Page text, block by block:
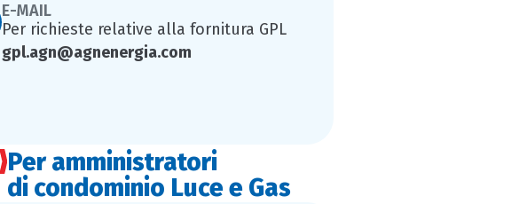
E-MAIL
Per richieste relative alla fornitura GPL
gpl.agn@agnenergia.com
Per amministratori
di condominio Luce e Gas